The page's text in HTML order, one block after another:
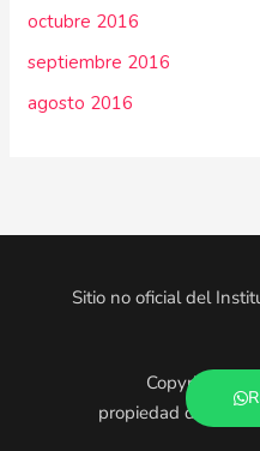
octubre 2016
septiembre 2016
agosto 2016
Sitio no oficial del
Copyright ©
propiedad de los